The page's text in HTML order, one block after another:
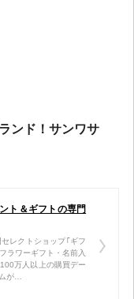
ンド！サンワサ
ト＆ギフトの専門
レクトショップ｢ギフ
ラワーギフト・名前入
万人以上の購買デー
が…